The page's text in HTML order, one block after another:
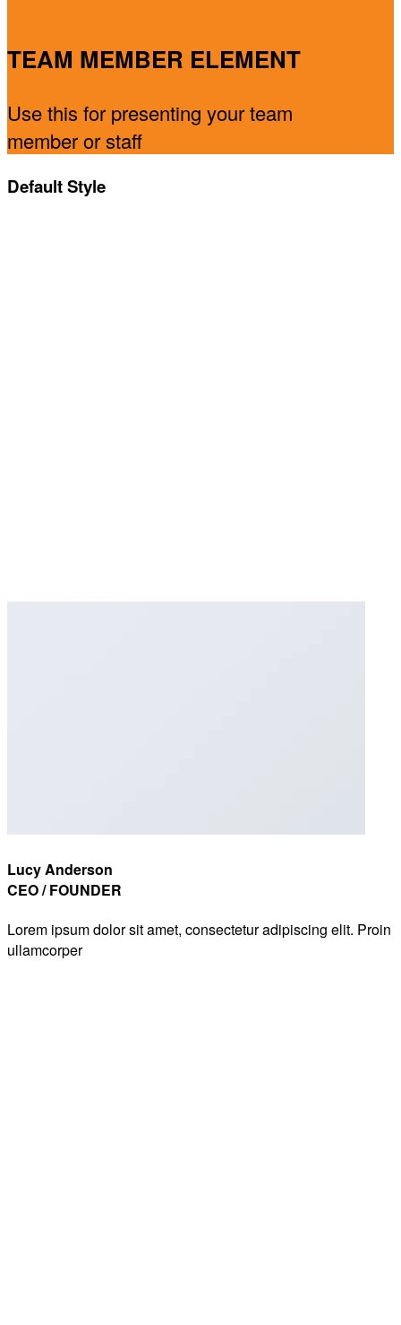
TEAM MEMBER ELEMENT
Use this for presenting your team
member or staff
Default Style
Lucy Anderson
CEO / FOUNDER
Lorem ipsum dolor sit amet, consectetur adipiscing elit. Proin
ullamcorper